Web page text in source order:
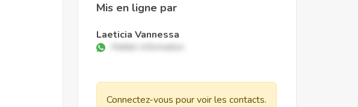
Mis en ligne par
Laeticia Vannessa
Hidden information
Connectez-vous pour voir les contacts.